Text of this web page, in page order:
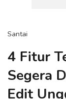
Santai
4 Fitur
Segera
Edit